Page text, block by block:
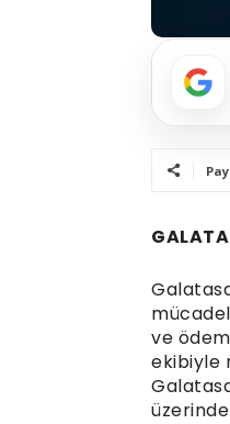
ve
ekibiyle
üzerinde